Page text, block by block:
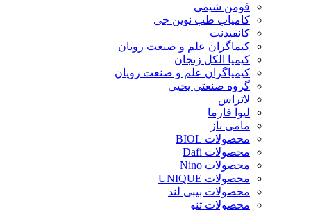
فومن شیمی
کامیاب طب نوین جی
کانفیدنت
کیماگران علم و صنعت رویان
کیمیا الکل زنجان
کیمیاگران علم و صنعت رویان
گروه صنعتی یحیی
لاتراس
لیوا فارما
مامی ناز
محصولات BIOL
محصولات Dafi
محصولات Nino
محصولات UNIQUE
محصولات بیبی لند
محصولات تنو